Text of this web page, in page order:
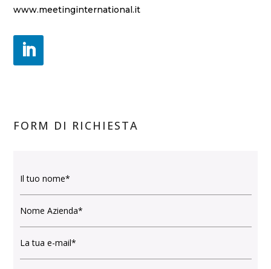
www.meetinginternational.it
FORM DI RICHIESTA